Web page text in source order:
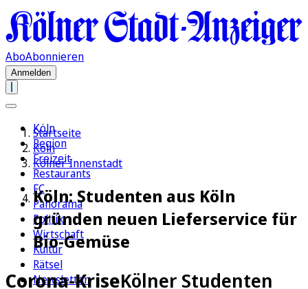
AboAbonnieren
Anmelden
Köln
Region
Freizeit
Restaurants
FC
Panorama
Politik
Wirtschaft
Kultur
Rätsel
Newsletter
Startseite
Köln
Kölner Innenstadt
Köln: Studenten aus Köln
gründen neuen Lieferservice für
Bio-Gemüse
Corona-KriseKölner Studenten